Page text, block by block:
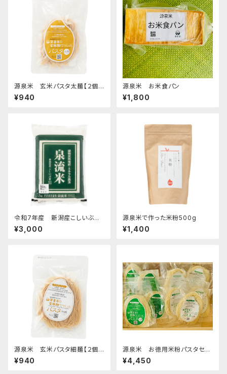
源泉米 玄米パスタ太麺【２個セ
ット】
¥940
源泉米 お米食パン
¥1,800
令和7年産 新潟産こしいぶき
【泉流米・白米】2kg
¥3,000
源泉米で作った米粉500g
¥1,400
源泉米 玄米パスタ細麺【２個セ
ット】
¥940
源泉米 お徳用米粉パスタセッ
ト【太麺５個・細麺5個】
¥4,450